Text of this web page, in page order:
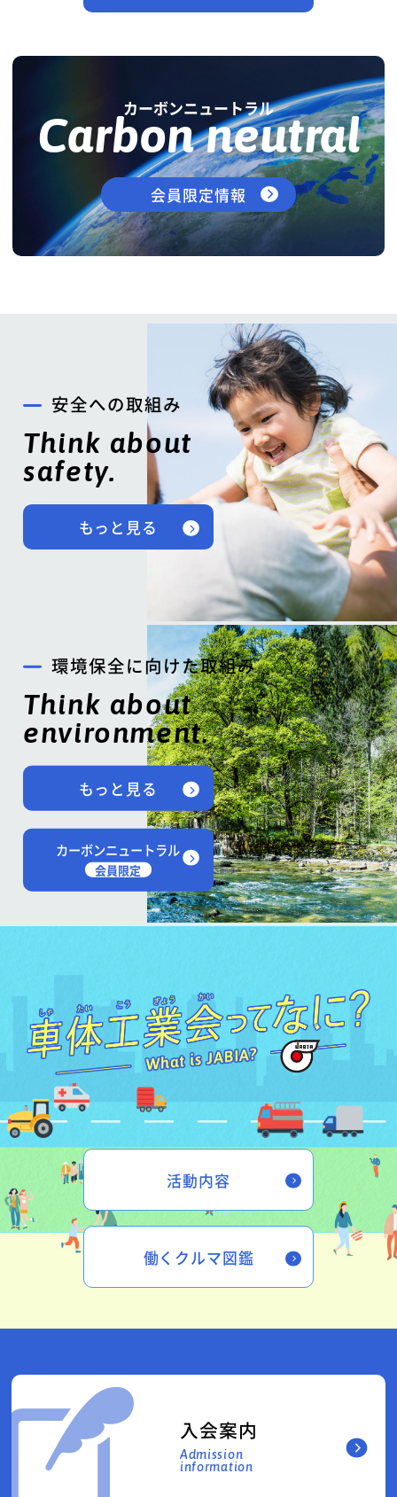
カーボンニュートラル
Carbon neutral
会員限定情報
安全への取組み
Think about
safety.
もっと見る
環境保全に向けた取組み
Think about
environment.
もっと見る
カーボンニュートラル
会員限定
活動内容
働くクルマ図鑑
入会案内
Admission
information